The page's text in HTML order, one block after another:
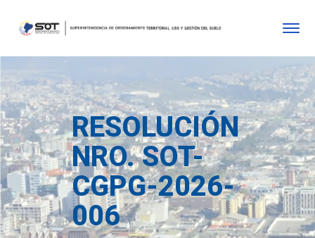
RESOLUCIÓN
NRO. SOT-
CGPG-2026-
006